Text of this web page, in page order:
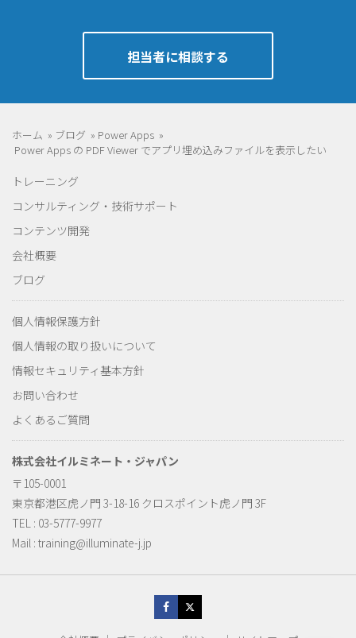
担当者に相談する
ホーム » ブログ » Power Apps »
Power Apps の PDF Viewer でアプリ埋め込みファイルを表示したい
トレーニング
コンサルティング・技術サポート
コンテンツ開発
会社概要
ブログ
個人情報保護方針
個人情報の取り扱いについて
情報セキュリティ基本方針
お問い合わせ
よくあるご質問
株式会社イルミネート・ジャパン
〒105-0001
東京都港区虎ノ門 3-18-16 クロスポイント虎ノ門 3F
TEL : 03-5777-9977
Mail : training@illuminate-j.jp